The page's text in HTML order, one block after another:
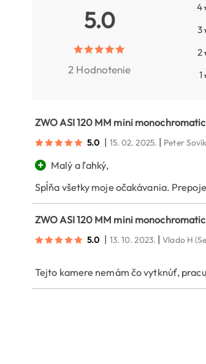
5.0
2 Hodnotenie
4
3
2
1
ZWO ASI 120 MM mini
5.0 | 15. 02. 2025. | Peter Sovík
+
Malý a ľahký,
Spĺňa všetky moje očakávania.
ZWO ASI 120 MM mini
5.0 | 13. 10. 2023. |Vlado H
Tejto kamere nemám čo vytknúť,